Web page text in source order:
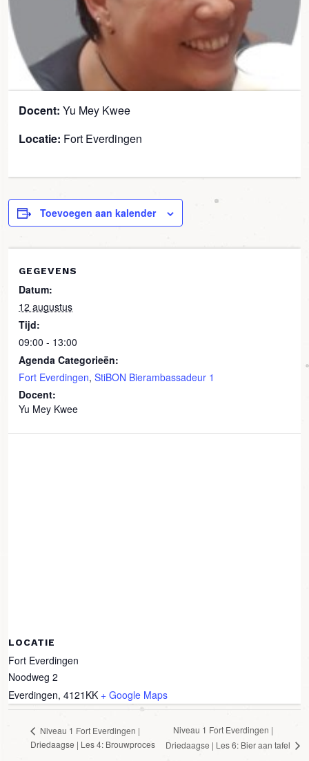
Docent: Yu Mey Kwee
Locatie: Fort Everdingen
Toevoegen aan kalender
GEGEVENS
Datum:
12 augustus
Tijd:
09:00 - 13:00
Agenda Categorieën:
Fort Everdingen, StiBON Bierambassadeur 1
Docent:
Yu Mey Kwee
LOCATIE
Fort Everdingen
Noodweg 2
Everdingen, 4121KK + Google Maps
Niveau 1 Fort Everdingen |
Driedaagse | Les 4: Brouwproces
Niveau 1 Fort Everdingen |
Driedaagse | Les 6: Bier aan tafel